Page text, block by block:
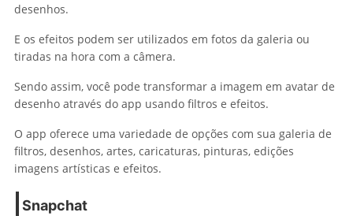
desenhos.
E os efeitos podem ser utilizados em fotos da galeria ou
tiradas na hora com a câmera.
Sendo assim, você pode transformar a imagem em avatar de
desenho através do app usando filtros e efeitos.
O app oferece uma variedade de opções com sua galeria de
filtros, desenhos, artes, caricaturas, pinturas, edições
imagens artísticas e efeitos.
Snapchat